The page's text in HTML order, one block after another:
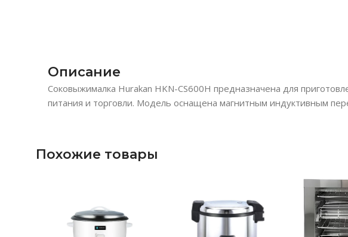
Описание
Соковыжималка Hurakan HKN-CS600H предназначена для
питания и торговли. Модель оснащена магнитным индуктивным
Похожие товары